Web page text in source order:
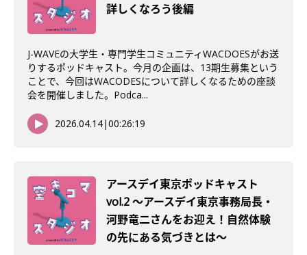
詳しくなろう後編
J-WAVEの大学生・専門学生コミュニティWACDOESがお送
りするポッドキャスト。今月の企画は、13期生募集という
ことで、今回はWACODESについて詳しくなるための座談
会を開催しました。Podca...
2026.04.14|00:26:19
アースデイ東京ポッドキャスト
vol.2 〜アースデイ東京事務局長・
河野竜二さんをお迎え！自然体験
の先にある気づきとは〜